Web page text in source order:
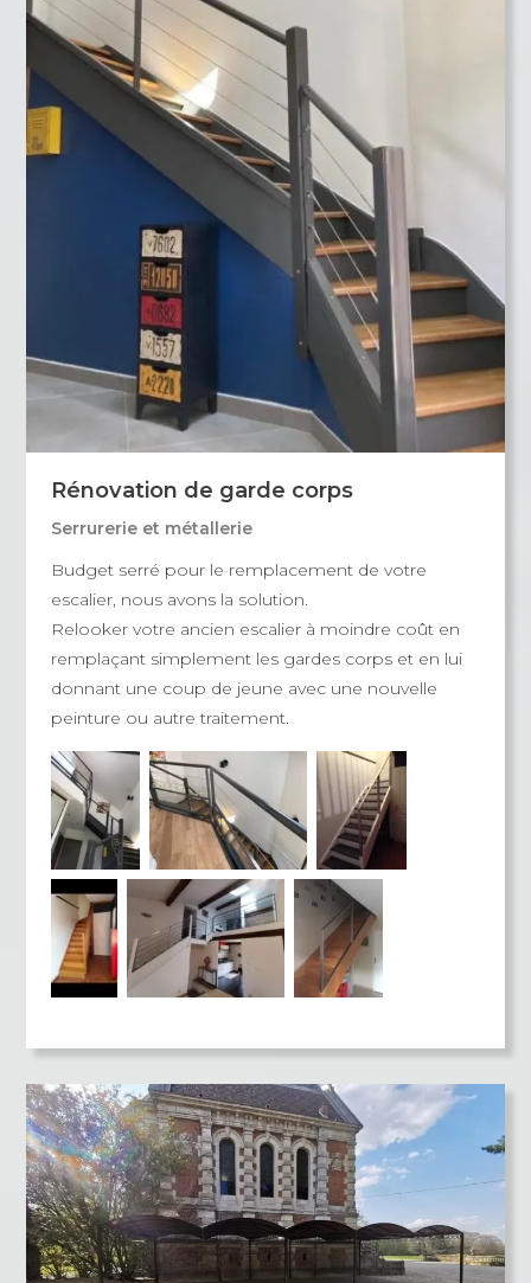
Rénovation de garde corps
Serrurerie et métallerie
Budget serré pour le remplacement de votre
escalier, nous avons la solution.
Relooker votre ancien escalier à moindre coût en
remplaçant simplement les gardes corps et en lui
donnant une coup de jeune avec une nouvelle
peinture ou autre traitement.